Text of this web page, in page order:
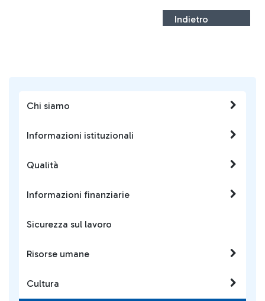
Chi siamo
Informazioni istituzionali
Qualità
Informazioni finanziarie
Sicurezza sul lavoro
Risorse umane
Cultura
Indietro